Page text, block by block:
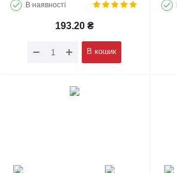
В наявності
193.20₴
В кошик